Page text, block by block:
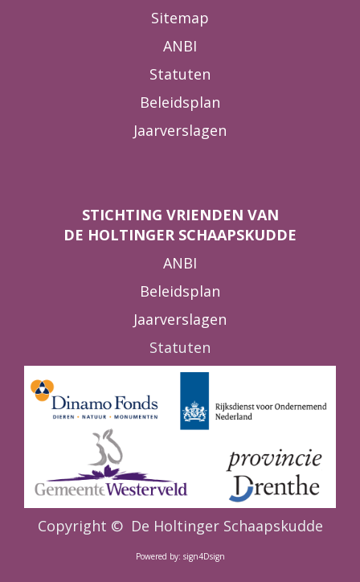
Sitemap
ANBI
Statuten
Beleidsplan
Jaarverslagen
STICHTING VRIENDEN VAN
DE HOLTINGER SCHAAPSKUDDE
ANBI
Beleidsplan
Jaarverslagen
Statuten
Copyright © De Holtinger Schaapskudde
Powered by: sign4Dsign